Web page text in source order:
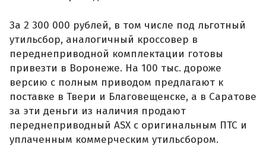
За 2 300 000 рублей, в том числе под льготный
утильсбор, аналогичный кроссовер в
переднеприводной комплектации готовы
привезти в Воронеже. На 100 тыс. дороже
версию с полным приводом предлагают к
поставке в Твери и Благовещенске, а в Саратове
за эти деньги из наличия продают
переднеприводный ASX с оригинальным ПТС и
уплаченным коммерческим утильсбором.